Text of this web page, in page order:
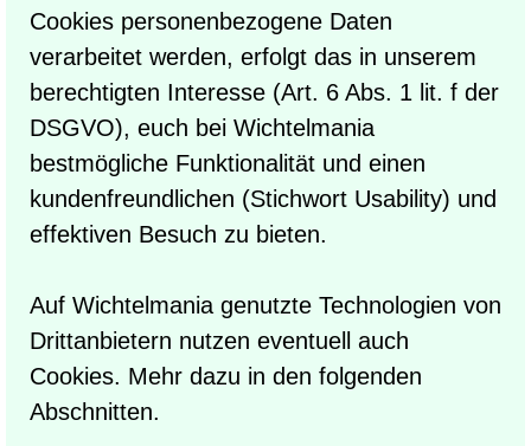
Cookies personenbezogene Daten
verarbeitet werden, erfolgt das in unserem
berechtigten Interesse (Art. 6 Abs. 1 lit. f der
DSGVO), euch bei Wichtelmania
bestmögliche Funktionalität und einen
kundenfreundlichen (Stichwort Usability) und
effektiven Besuch zu bieten.
Auf Wichtelmania genutzte Technologien von
Drittanbietern nutzen eventuell auch
Cookies. Mehr dazu in den folgenden
Abschnitten.